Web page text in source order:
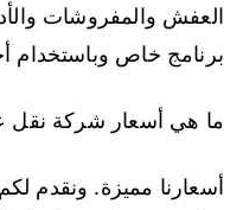
العفش والمفروشات
برنامج خاص وباستخدام
ما هي أسعار شركة نقل
أسعارنا مميزة. ونقدم